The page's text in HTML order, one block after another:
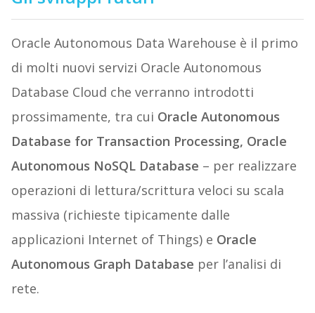
Oracle Autonomous Data Warehouse è il primo
di molti nuovi servizi Oracle Autonomous
Database Cloud che verranno introdotti
prossimamente, tra cui Oracle Autonomous
Database for Transaction Processing, Oracle
Autonomous NoSQL Database – per realizzare
operazioni di lettura/scrittura veloci su scala
massiva (richieste tipicamente dalle
applicazioni Internet of Things) e Oracle
Autonomous Graph Database per l’analisi di
rete.